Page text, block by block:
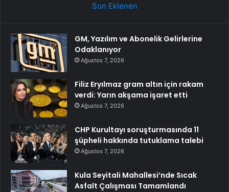
Son Eklenen
GM, Yazılım ve Abonelik Gelirlerine
Odaklanıyor
Ağustos 7, 2026
Filiz Eryılmaz gram altın için rakam
verdi: Yarın akşama işaret etti
Ağustos 7, 2026
CHP Kurultayı soruşturmasında 11
şüpheli hakkında tutuklama talebi
Ağustos 7, 2026
Kula Seyitali Mahallesi’nde Sıcak
Asfalt Çalışması Tamamlandı